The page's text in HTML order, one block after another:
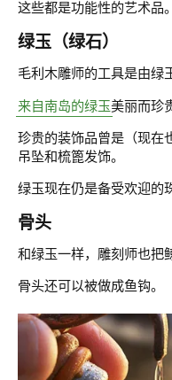
这些都是功能性的艺术品。
绿玉（绿石）
毛利木雕师的工具是由绿
来自南岛的绿玉美丽而珍
珍贵的装饰品曾是（现在
吊坠和梳篦发饰。
绿玉现在仍是备受欢迎的
骨头
和绿玉一样，雕刻师也把
骨头还可以被做成鱼钩。